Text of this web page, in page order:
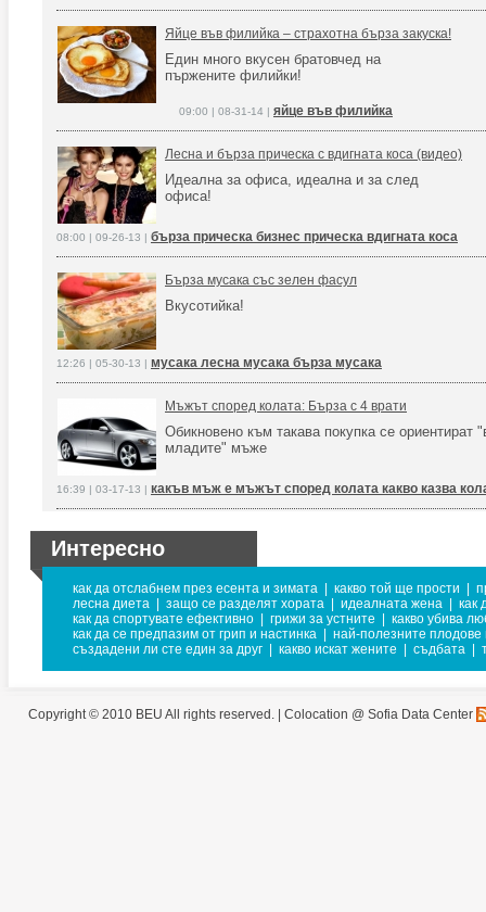
Яйце във филийка – страхотна бърза закуска!
Един много вкусен братовчед на
пържените филийки!
09:00 | 08-31-14 | яйце във филийка
Лесна и бърза прическа с вдигната коса (видео)
Идеална за офиса, идеална и за след
офиса!
08:00 | 09-26-13 | бърза прическа бизнес прическа вдигната коса
Бърза мусака със зелен фасул
Вкусотийка!
12:26 | 05-30-13 | мусака лесна мусака бърза мусака
Мъжът според колата: Бърза с 4 врати
Обикновено към такава покупка се ориентират
младите" мъже
16:39 | 03-17-13 | какъв мъж е мъжът според колата какво казва
Интересно
как да отслабнем през есента и зимата какво той ще прости
лесна диета
защо се разделят хората идеалната жена
как
как да спортувате ефективно
грижи за устните
какво убива
как да се предпазим от грип и настинка
най-полезните плодове
създадени ли сте един за друг
какво искат жените съдбата
Copyright © 2010 BEU All rights reserved. | Colocation @ Sofia Data Center